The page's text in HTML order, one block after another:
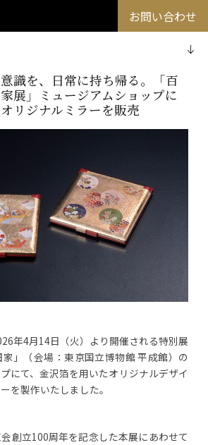
お問い合わせ
識を、日常に持ち帰る。「百
展」ミュージアムショップに
リジナルミラーを販売
年4月14日（火）より開催される特別展
家」（会場：東京国立博物館 平成館）の
にて、金沢箔を用いたオリジナルデザイ
を製作いたしました。
創立100周年を記念した本展にあわせて